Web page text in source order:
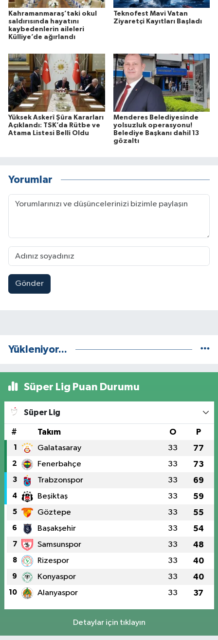
Kahramanmaraş’taki okul
saldırısında hayatını
kaybedenlerin aileleri
Külliye’de ağırlandı
Teknofest Mavi Vatan
Ziyaretçi Kayıtları Başladı
Yüksek Askerî Şûra Kararları
Açıklandı: TSK’da Rütbe ve
Atama Listesi Belli Oldu
Menderes Belediyesinde
yolsuzluk operasyonu!
Belediye Başkanı dahil 13
gözaltı
Yorumlar
Gönder
Yükleniyor...
Süper Lig Puan Durumu
Süper Lig
# Takım O P
1 Galatasaray 33 77
2 Fenerbahçe 33 73
3 Trabzonspor 33 69
4 Beşiktaş 33 59
5 Göztepe 33 55
6 Başakşehir 33 54
7 Samsunspor 33 48
8 Rizespor 33 40
9 Konyaspor 33 40
10 Alanyaspor 33 37
Detaylar için tıklayın